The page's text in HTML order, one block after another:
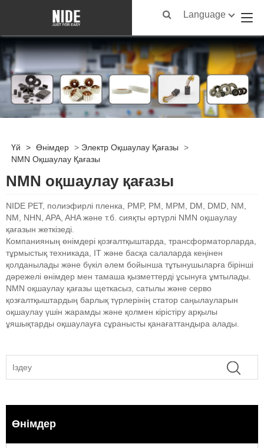
Language
Үй > Өнімдер > Электр Оқшаулау Қағазы
>
NMN Оқшаулау Қағазы
NMN оқшаулау қағазы
NIDE PET, полиэфирлі пленка, PMP, PM, MPM, DM, DMD, NM,
NM, NHN, APA, AHA және т.б. сияқты әртүрлі NMN оқшаулау
қағазын жеткізеді.
Компанияның өнімдері қозғалтқыштарда, трансформаторларда,
тұрмыстық техникада, IT және басқа салаларда кеңінен
қолданылады және бүкіл әлем бойынша тұтынушыларға бірінші
дәрежелі өнімдер мен тамаша қызметтерді ұсынуға ұмтылады.
NMN оқшаулау қағазы щеткасыз, сатылы және серво
қозғалтқыштардың барлық түрлерінің статор саңылауларын
оқшаулау үшін жарамды және қолмен кірістіру арқылы
ұяшықтарды оқшаулауға сұранысты қанағаттандыра алады.
Өнімдер